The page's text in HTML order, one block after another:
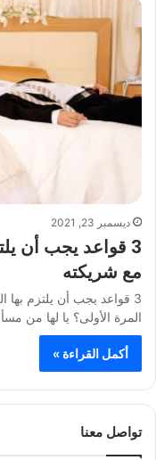
ديسمبر 23, 2021
3 قواعد يجب أن
مع شريكته
3 قواعد يجب أن يلتزم
المرة الأولى؟ يا لها من
أكمل القراءة »
تواصل معنا